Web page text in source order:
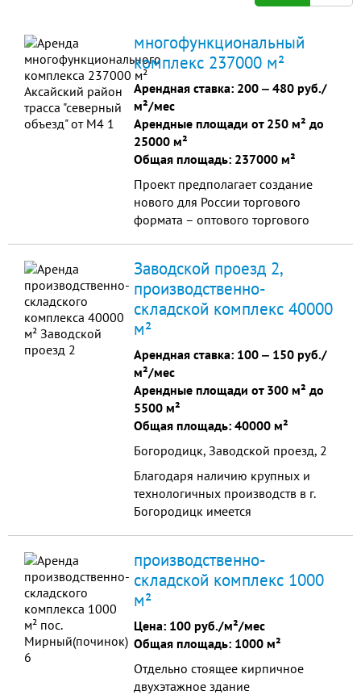
многофункциональный
комплекс 237000 м²
Арендная ставка: 200 ‒ 480 руб./
м²/мес
Арендные площади от 250 м² до
25000 м²
Общая площадь: 237000 м²
Проект предполагает создание
нового для России торгового
формата – оптового торгового
оптово-вещевым рынкам. ...
Заводской проезд 2,
производственно-
складской комплекс 40000
м²
Арендная ставка: 100 ‒ 150 руб./
м²/мес
Арендные площади от 300 м² до
5500 м²
Общая площадь: 40000 м²
Богородицк, Заводской проезд, 2
Благодаря наличию крупных и
технологичных производств в г.
Богородицк имеется
стороны администрации района.
Разумная ценовая политика,
невысокие тарифы,
подготовленные
производственные помещения,
наличие кадрового резерва,
удобное логистическое распо...
производственно-
складской комплекс 1000
м²
Цена: 100 руб./м²/мес
Общая площадь: 1000 м²
Отдельно стоящее кирпичное
двухэтажное здание